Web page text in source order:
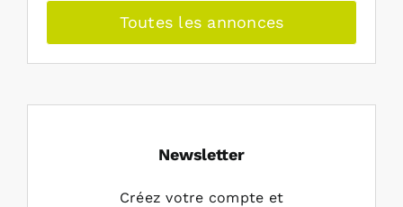
Toutes les annonces
Newsletter
Créez votre compte et